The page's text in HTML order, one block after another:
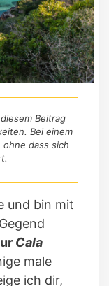
Beitrag
Bei einem
dass sich
und bin mit
Cala
male
ich dir,